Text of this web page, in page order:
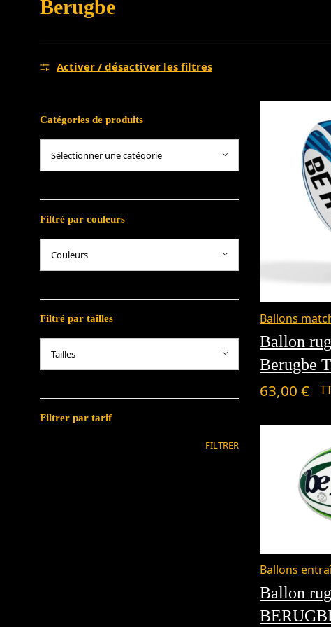
Berugbe
Activer / désactiver les filtres
Catégories de produits
Filtré par couleurs
Filtré par tailles
Filtrer par tarif
FILTRER
Ballons
Ballon
Berugbe
63,00 €
Ballons
Ballon